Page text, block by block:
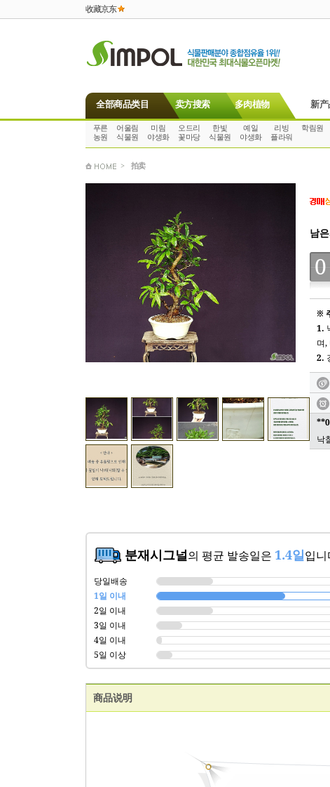
收藏京东
全部商品类目 卖方搜索 多肉植物 新产
푸른
농원
어울림
식물원
미림
야생화
오드리
꽃마당
한빛
식물원
예일
야생화
리빙
플라워
학림원
> 拍卖
남
※
1.
며,
2.
낙
분재시그널의 평균 발송일은 1.4일입니
당일배송
1일 이내
2일 이내
3일 이내
4일 이내
5일 이상
商品说明